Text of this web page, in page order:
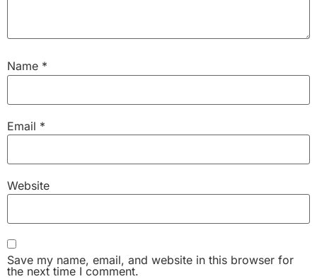
Name *
Email *
Website
Save my name, email, and website in this browser for
the next time I comment.